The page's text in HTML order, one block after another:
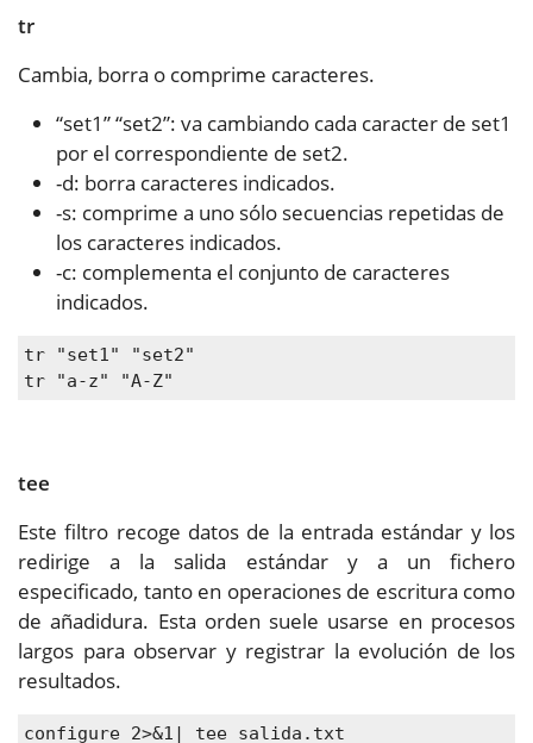
tr
Cambia, borra o comprime caracteres.
“set1” “set2”: va cambiando cada caracter de set1
por el correspondiente de set2.
-d: borra caracteres indicados.
-s: comprime a uno sólo secuencias repetidas de
los caracteres indicados.
-c: complementa el conjunto de caracteres
indicados.
tr "set1" "set2"
tr "a-z" "A-Z"
tee
Este filtro recoge datos de la entrada estándar y los
redirige a la salida estándar y a un fichero
especificado, tanto en operaciones de escritura como
de añadidura. Esta orden suele usarse en procesos
largos para observar y registrar la evolución de los
resultados.
configure 2>&1| tee salida.txt